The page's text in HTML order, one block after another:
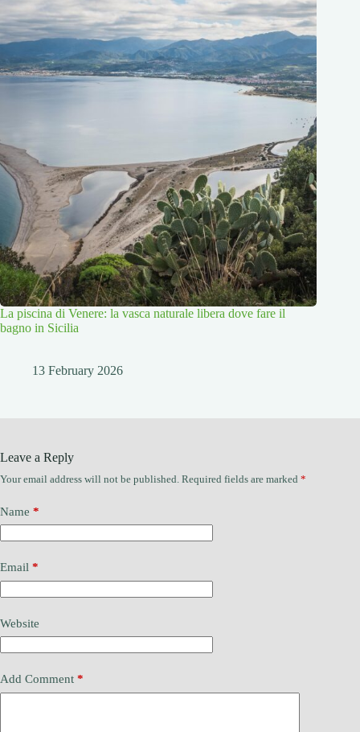
La piscina di Venere: la vasca naturale libera dove fare il
bagno in Sicilia
13 February 2026
Leave a Reply
Your email address will not be published. Required fields are marked *
Name *
Email *
Website
Add Comment *